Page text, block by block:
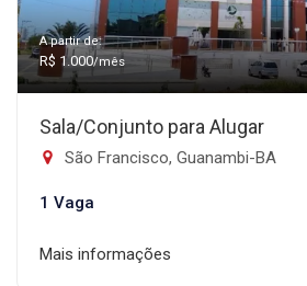
A partir de:
R$ 1.000/mês
Sala/Conjunto para Alugar
São Francisco, Guanambi-BA
1 Vaga
Mais informações